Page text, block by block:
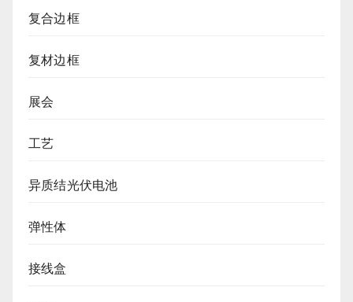
复合边框
复材边框
展会
工艺
异质结光伏电池
弹性体
接线盒